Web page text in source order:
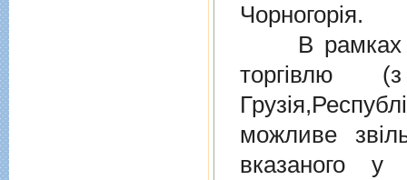
Чорногорія.
В рамках
торгiвлю
можливе
вказаного у